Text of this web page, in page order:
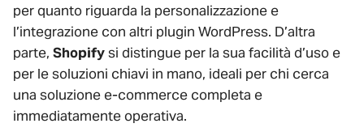
per quanto riguarda la personalizzazione e
l’integrazione con altri plugin WordPress. D’altra
parte, Shopifysi distingue per la sua facilità d’uso e
per le soluzioni chiavi in mano, ideali per chi cerca
una soluzione e-commerce completa e
immediatamente operativa.